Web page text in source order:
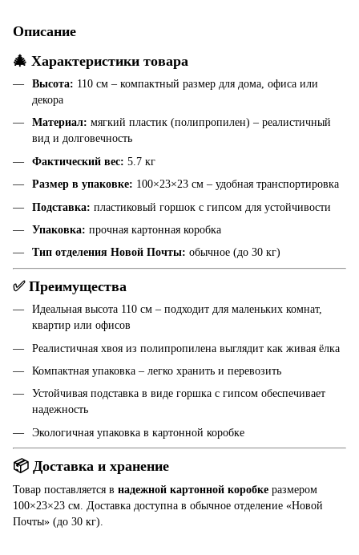
Описание
🎄 Характеристики товара
Высота: 110 см – компактный размер для дома, офиса или
декора
Материал: мягкий пластик (полипропилен) – реалистичный
вид и долговечность
Фактический вес: 5.7 кг
Размер в упаковке: 100×23×23 см – удобная транспортировка
Подставка: пластиковый горшок с гипсом для устойчивости
Упаковка: прочная картонная коробка
Тип отделения Новой Почты: обычное (до 30 кг)
✅ Преимущества
Идеальная высота 110 см – подходит для маленьких комнат,
квартир или офисов
Реалистичная хвоя из полипропилена выглядит как живая ёлка
Компактная упаковка – легко хранить и перевозить
Устойчивая подставка в виде горшка с гипсом обеспечивает
надежность
Экологичная упаковка в картонной коробке
📦 Доставка и хранение
Товар поставляется в надежной картонной коробке размером
100×23×23 см. Доставка доступна в обычное отделение «Новой
Почты» (до 30 кг).